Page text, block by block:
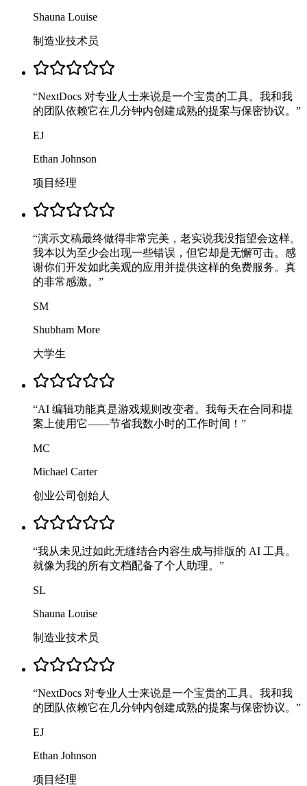
Shauna Louise
制造业技术员
“NextDocs 对专业人士来说是一个宝贵的工具。我和我
的团队依赖它在几分钟内创建成熟的提案与保密协议。 ”
EJ
Ethan Johnson
项目经理
“演示文稿最终做得非常完美，老实说我没指望会这样。
我本以为至少会出现一些错误，但它却是无懈可击。感
谢你们开发如此美观的应用并提供这样的免费服务。真
的非常感激。 ”
SM
Shubham More
大学生
“AI 编辑功能真是游戏规则改变者。我每天在合同和提
案上使用它——节省我数小时的工作时间！ ”
MC
Michael Carter
创业公司创始人
“我从未见过如此无缝结合内容生成与排版的 AI 工具。
就像为我的所有文档配备了个人助理。 ”
SL
Shauna Louise
制造业技术员
“NextDocs 对专业人士来说是一个宝贵的工具。我和我
的团队依赖它在几分钟内创建成熟的提案与保密协议。 ”
EJ
Ethan Johnson
项目经理